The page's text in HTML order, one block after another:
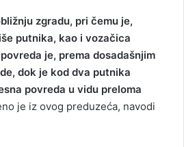
zgradu, pri čemu je,
putnika, kao i vozačica
je, prema dosadašnjim
dok je kod dva putnika
povreda u vidu preloma
je iz ovog preduzeća, navodi